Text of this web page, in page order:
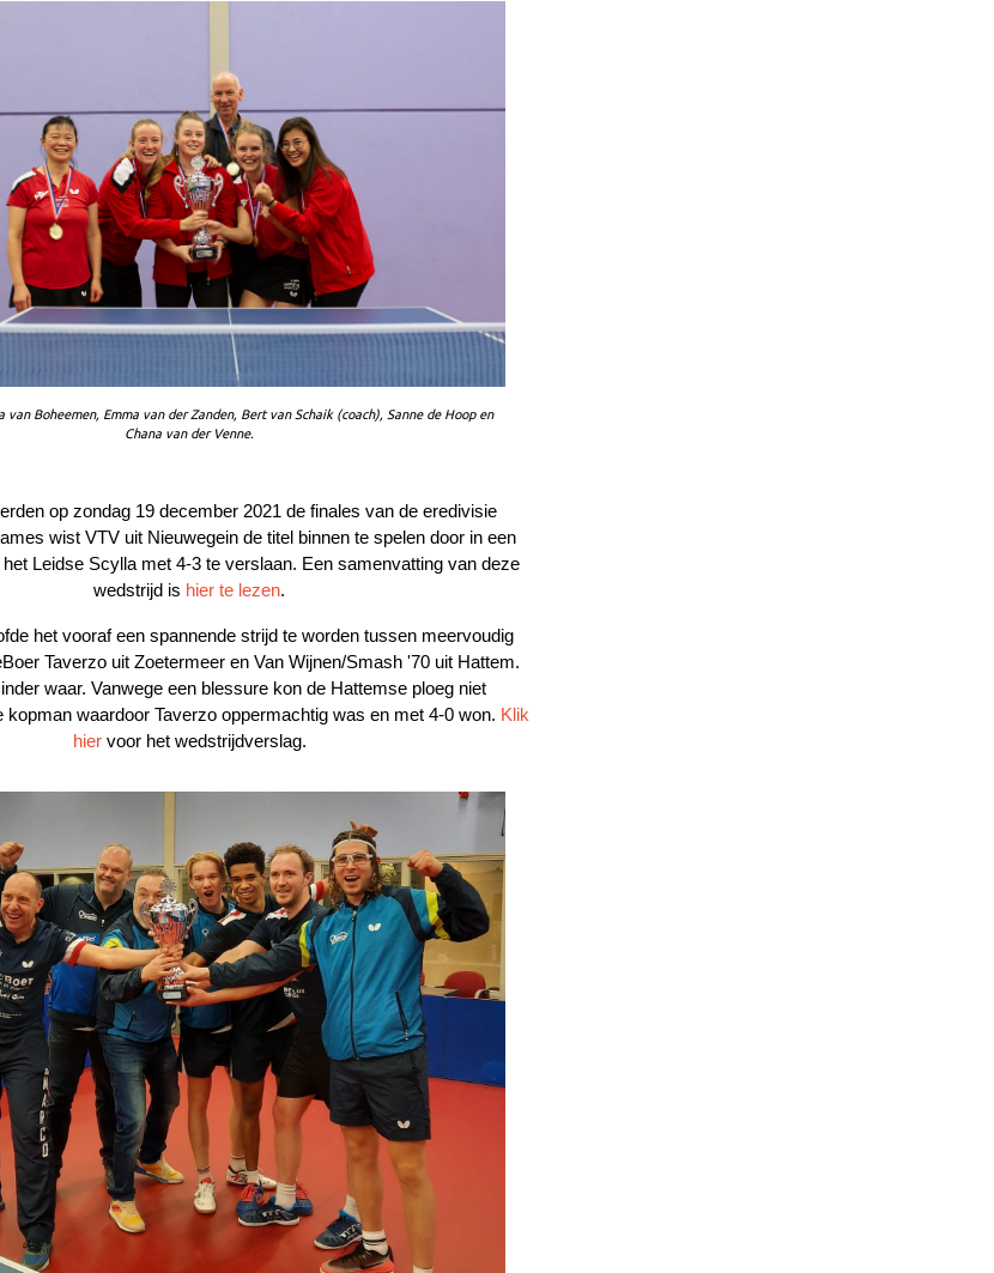
van Boheemen, Emma van der Zanden, Bert van Schaik (coach), Sanne de Hoop en
Chana van der Venne.
op zondag 19 december 2021 de finales van de eredivisie
wist VTV uit Nieuwegein de titel binnen te spelen door in een
het Leidse Scylla met 4-3 te verslaan. Een samenvatting van deze
wedstrijd is hier te lezen.
het vooraf een spannende strijd te worden tussen meervoudig
Taverzo uit Zoetermeer en Van Wijnen/Smash '70 uit Hattem.
waar. Vanwege een blessure kon de Hattemse ploeg niet
kopman waardoor Taverzo oppermachtig was en met 4-0 won. Klik
hiervoor het wedstrijdverslag.